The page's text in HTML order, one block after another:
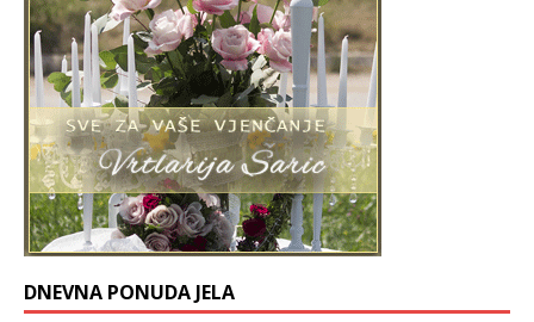
DNEVNA PONUDA JELA